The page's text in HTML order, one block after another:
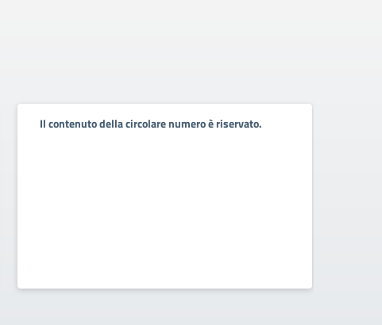
Il contenuto della circolare numero è riservato.